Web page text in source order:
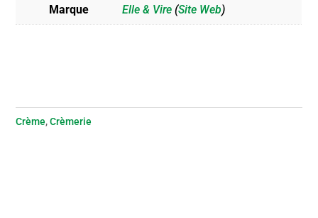
Marque Elle & Vire (Site Web)
Crème,Crèmerie